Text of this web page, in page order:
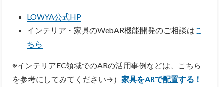
LOWYA公式HP
インテリア・家具のWebAR機能開発のご相談は こ
ちら
※インテリアEC領域でのARの活用事例などは、こちら
を参考にしてみてください→） 家具をARで配置する！